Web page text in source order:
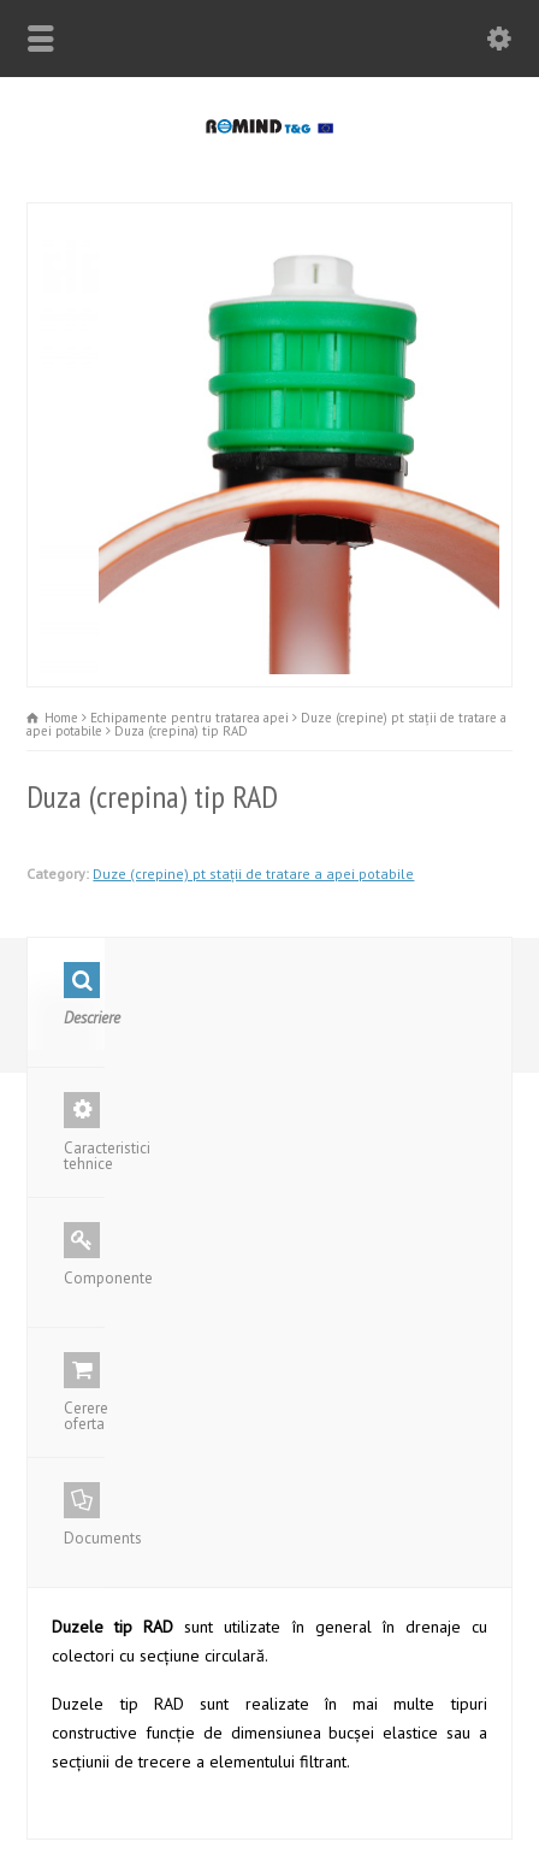
Home Echipamente pentru tratarea apei Duze (crepine) pt stații de tratare a
apei potabile Duza (crepina) tip RAD
Duza (crepina) tip RAD
Category: Duze (crepine) pt stații de tratare a apei potabile
Descriere
Caracteristici
tehnice
Componente
Cerere
oferta
Documents
Duzele tip RAD sunt utilizate în general în drenaje cu
colectori cu secţiune circulară.
Duzele tip RAD sunt realizate în mai multe tipuri
constructive funcţie de dimensiunea bucşei elastice sau a
secţiunii de trecere a elementului filtrant.